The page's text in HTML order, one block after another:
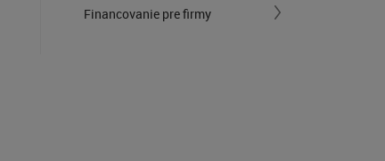
Financovanie pre firmy